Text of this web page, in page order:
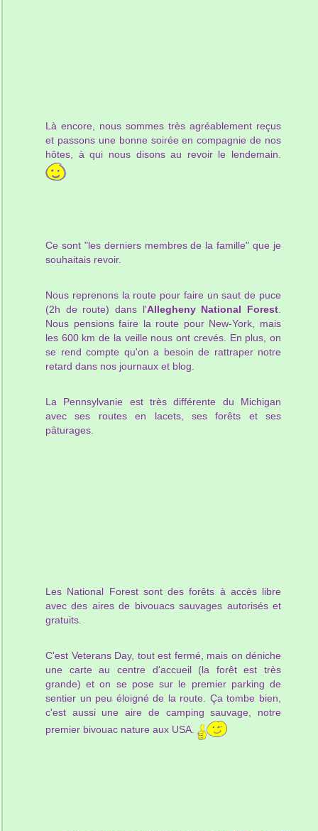
Là encore, nous sommes très agréablement reçus
et passons une bonne soirée en compagnie de nos
hôtes, à qui nous disons au revoir le lendemain.
Ce sont "les derniers membres de la famille" que je
souhaitais revoir.
Nous reprenons la route pour faire un saut de puce
(2h de route) dans l'Allegheny National Forest
Nous pensions faire la route pour New-York, mais
les 600 km de la veille nous ont crevés. En plus, on
se rend compte qu'on a besoin de rattraper notre
retard dans nos journaux et blog.
La Pennsylvanie est très différente du Michigan
avec ses routes en lacets, ses forêts et ses
pâturages.
Les National Forest sont des forêts à accès libre
avec des aires de bivouacs sauvages autorisés et
gratuits.
C'est Veterans Day, tout est fermé, mais on déniche
une carte au centre d'accueil (la forêt est très
grande) et on se pose sur le premier parking de
sentier un peu éloigné de la route. Ça tombe bien,
c'est aussi une aire de camping sauvage, notre
premier bivouac nature aux USA.